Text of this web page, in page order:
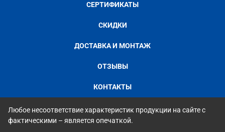
СЕРТИФИКАТЫ
СКИДКИ
ДОСТАВКА И МОНТАЖ
ОТЗЫВЫ
КОНТАКТЫ
Любое несоответствие характеристик продукции на сайте с
фактическими – является опечаткой.